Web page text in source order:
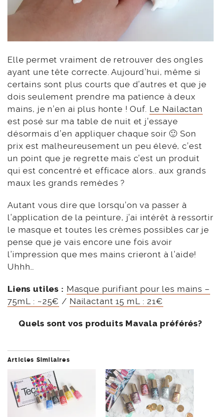
Elle permet vraiment de retrouver des ongles
ayant une tête correcte. Aujourd’hui, même si
certains sont plus courts que d’autres et que je
dois seulement prendre ma patience à deux
mains, je n’en ai plus honte ! Ouf. Le Nailactan
est posé sur ma table de nuit et j’essaye
désormais d’en appliquer chaque soir 🙂 Son
prix est malheureusement un peu élevé, c’est
un point que je regrette mais c’est un produit
qui est concentré et efficace alors.. aux grands
maux les grands remèdes ?
Autant vous dire que lorsqu’on va passer à
l’application de la peinture, j’ai intérêt à ressortir
le masque et toutes les crèmes possibles car je
pense que je vais encore une fois avoir
l’impression que mes mains crieront à l’aide!
Uhhh…
Liens utiles : Masque purifiant pour les mains –
75mL : ~25€ / Nailactant 15 mL : 21€
Quels sont vos produits Mavala préférés?
Articles Similaires